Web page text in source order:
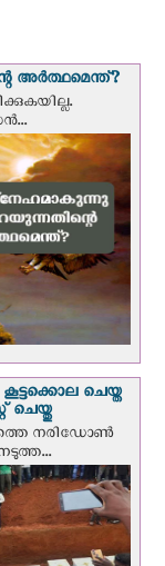
അർത്ഥമെന്ത്?
ചെയ്ത
ചെയ്തു
നരിഡോൺ